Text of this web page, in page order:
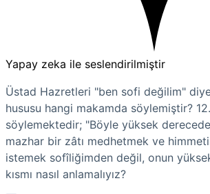
Yapay zeka ile seslendirilmiştir
Üstad Hazretleri "ben sofi değilim"
hususu hangi makamda söylemiştir?
söylemektedir; "Böyle yüksek
mazhar bir zâtı medhetmek ve
istemek sofîliğimden değil, onun
kısmı nasıl anlamalıyız?